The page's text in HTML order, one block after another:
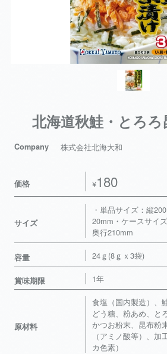
北海道秋鮭・とろろ
Company 株式会社北海大和
価格 ¥180
サイズ
・単品サイズ：縦
20mm・ケースサイ
奥行210mm
容量 24ｇ(8ｇｘ3袋)
賞味期限 1年
原材料
食塩（国内製造）、
どう糖、粉あめ、と
かつお粉末、昆布粉
（アミノ酸等）、加
カ色素）